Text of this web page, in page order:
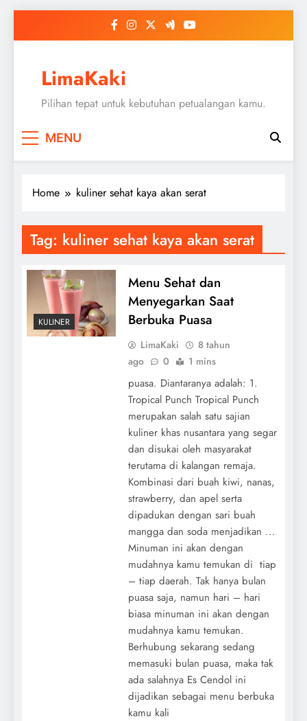
LimaKaki
Pilihan tepat untuk kebutuhan petualangan kamu.
MENU
Home kuliner sehat kaya akan serat
Tag: kuliner sehat kaya akan serat
KULINER
Menu Sehat dan
Menyegarkan Saat
Berbuka Puasa
LimaKaki
8 tahun
ago
0 1 mins
puasa. Diantaranya adalah: 1.
Tropical Punch Tropical Punch
merupakan salah satu sajian
kuliner khas nusantara yang segar
dan disukai oleh masyarakat
terutama di kalangan remaja.
Kombinasi dari buah kiwi, nanas,
strawberry, dan apel serta
dipadukan dengan sari buah
mangga dan soda menjadikan ...
Minuman ini akan dengan
mudahnya kamu temukan di tiap
– tiap daerah. Tak hanya bulan
puasa saja, namun hari – hari
biasa minuman ini akan dengan
mudahnya kamu temukan.
Berhubung sekarang sedang
memasuki bulan puasa, maka tak
ada salahnya Es Cendol ini
dijadikan sebagai menu berbuka
kamu kali